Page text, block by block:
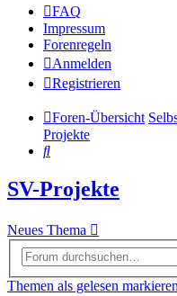
FAQ
Impressum
Forenregeln
Anmelden
Registrieren
Foren-Übersicht
Projekte
Suche
SV-Projekte
Neues Thema
Themen als gelesen markieren